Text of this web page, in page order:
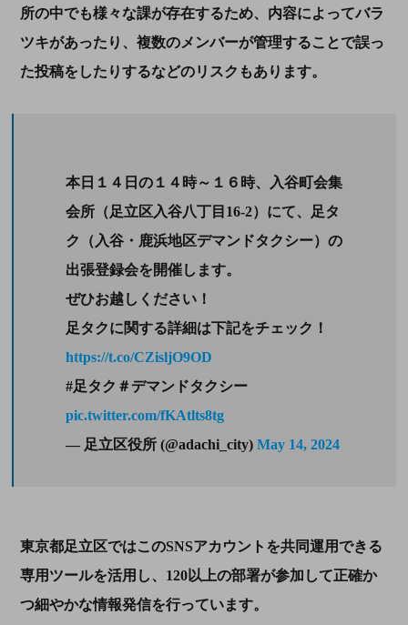
所の中でも様々な課が存在するため、内容によってバラ
ツキがあったり、複数のメンバーが管理することで誤っ
た投稿をしたりするなどのリスクもあります。
本日１４日の１４時～１６時、入谷町会集
会所（足立区入谷八丁目16-2）にて、足タ
ク（入谷・鹿浜地区デマンドタクシー）の
出張登録会を開催します。
ぜひお越しください！
足タクに関する詳細は下記をチェック！
https://t.co/CZisljO9OD
#足タク＃デマンドタクシー
pic.twitter.com/fKAtlts8tg
— 足立区役所 (@adachi_city) May 14, 2024
東京都足立区ではこのSNSアカウントを共同運用できる
専用ツールを活用し、 120以上の部署が参加して正確か
つ細やかな情報発信を行っています。